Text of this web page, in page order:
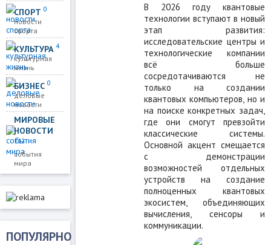
СПОРТ0
новости
спорта
КУЛЬТУРА4
культурная
жизнь
БИЗНЕС0
деловые
новости
МИРОВЫЕ
НОВОСТИ
112
события
мира
ПОПУЛЯРНО
В 2026 году квантовые
технологии вступают в новый
этап развития:
исследовательские центры и
технологические компании
всё больше
сосредотачиваются не
только на создании
квантовых компьютеров, но и
на поиске конкретных задач,
где они смогут превзойти
классические системы.
Основной акцент смещается
с демонстрации
возможностей отдельных
устройств на создание
полноценных квантовых
экосистем, объединяющих
вычисления, сенсоры и
коммуникации.